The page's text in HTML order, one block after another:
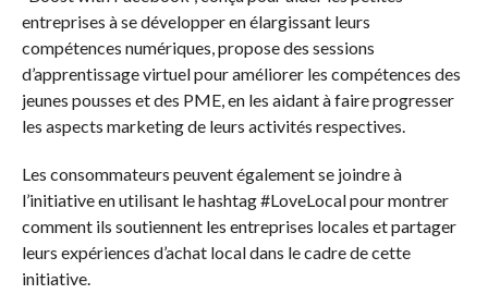
entreprises à se développer en élargissant leurs
compétences numériques, propose des sessions
d’apprentissage virtuel pour améliorer les compétences des
jeunes pousses et des PME, en les aidant à faire progresser
les aspects marketing de leurs activités respectives.
Les consommateurs peuvent également se joindre à
l’initiative en utilisant le hashtag #LoveLocal pour montrer
comment ils soutiennent les entreprises locales et partager
leurs expériences d’achat local dans le cadre de cette
initiative.